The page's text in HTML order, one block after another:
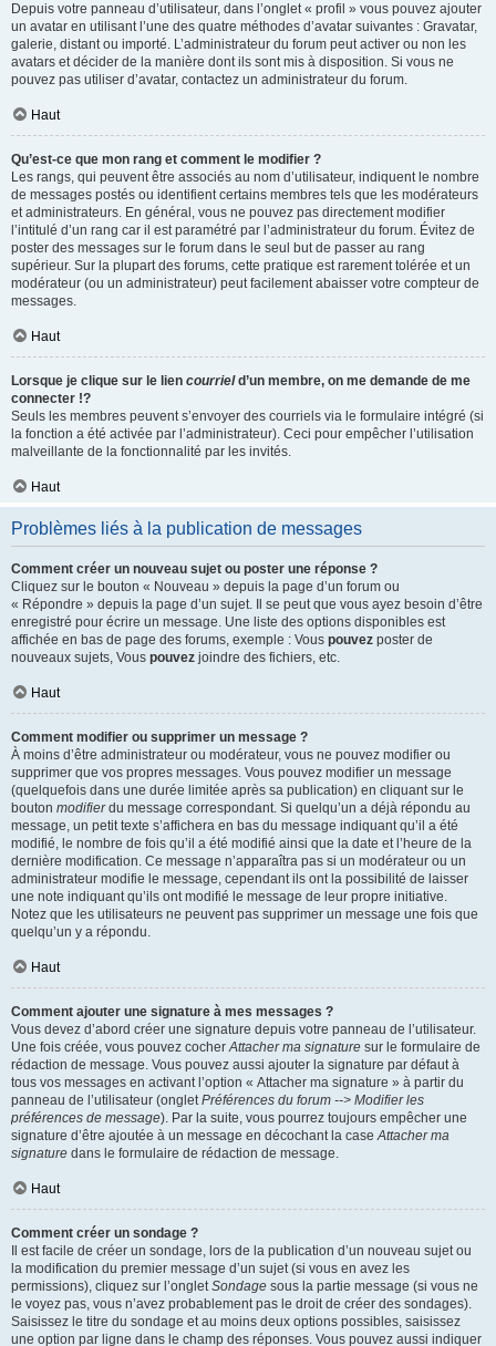
Depuis votre panneau d’utilisateur, dans l’onglet « profil » vous pouvez ajouter
un avatar en utilisant l’une des quatre méthodes d’avatar suivantes : Gravatar,
galerie, distant ou importé. L’administrateur du forum peut activer ou non les
avatars et décider de la manière dont ils sont mis à disposition. Si vous ne
pouvez pas utiliser d’avatar, contactez un administrateur du forum.
Haut
Qu’est-ce que mon rang et comment le modifier ?
Les rangs, qui peuvent être associés au nom d’utilisateur, indiquent le nombre
de messages postés ou identifient certains membres tels que les modérateurs
et administrateurs. En général, vous ne pouvez pas directement modifier
l’intitulé d’un rang car il est paramétré par l’administrateur du forum. Évitez de
poster des messages sur le forum dans le seul but de passer au rang
supérieur. Sur la plupart des forums, cette pratique est rarement tolérée et un
modérateur (ou un administrateur) peut facilement abaisser votre compteur de
messages.
Haut
Lorsque je clique sur le lien courrield’un membre, on me demande de me
connecter !?
Seuls les membres peuvent s’envoyer des courriels via le formulaire intégré (si
la fonction a été activée par l’administrateur). Ceci pour empêcher l’utilisation
malveillante de la fonctionnalité par les invités.
Haut
Problèmes liés à la publication de messages
Comment créer un nouveau sujet ou poster une réponse ?
Cliquez sur le bouton « Nouveau » depuis la page d’un forum ou
« Répondre » depuis la page d’un sujet. Il se peut que vous ayez besoin d’être
enregistré pour écrire un message. Une liste des options disponibles est
affichée en bas de page des forums, exemple : Vous pouvez poster de
nouveaux sujets, Vous pouvez joindre des fichiers, etc.
Haut
Comment modifier ou supprimer un message ?
À moins d’être administrateur ou modérateur, vous ne pouvez modifier ou
supprimer que vos propres messages. Vous pouvez modifier un message
(quelquefois dans une durée limitée après sa publication) en cliquant sur le
bouton modifierdu message correspondant. Si quelqu’un a déjà répondu au
message, un petit texte s’affichera en bas du message indiquant qu’il a été
modifié, le nombre de fois qu’il a été modifié ainsi que la date et l’heure de la
dernière modification. Ce message n’apparaîtra pas si un modérateur ou un
administrateur modifie le message, cependant ils ont la possibilité de laisser
une note indiquant qu’ils ont modifié le message de leur propre initiative.
Notez que les utilisateurs ne peuvent pas supprimer un message une fois que
quelqu’un y a répondu.
Haut
Comment ajouter une signature à mes messages ?
Vous devez d’abord créer une signature depuis votre panneau de l’utilisateur.
Une fois créée, vous pouvez cocherAttacher ma signature sur le formulaire de
rédaction de message. Vous pouvez aussi ajouter la signature par défaut à
tous vos messages en activant l’option « Attacher ma signature » à partir du
panneau de l’utilisateur (ongletPréférences du forum --> Modifier les
préférences de message). Par la suite, vous pourrez toujours empêcher une
signature d’être ajoutée à un message en décochant la caseAttacher ma
signature dans le formulaire de rédaction de message.
Haut
Comment créer un sondage ?
Il est facile de créer un sondage, lors de la publication d’un nouveau sujet ou
la modification du premier message d’un sujet (si vous en avez les
permissions), cliquez sur l’ongletSondage sous la partie message (si vous ne
le voyez pas, vous n’avez probablement pas le droit de créer des sondages).
Saisissez le titre du sondage et au moins deux options possibles, saisissez
une option par ligne dans le champ des réponses. Vous pouvez aussi indiquer